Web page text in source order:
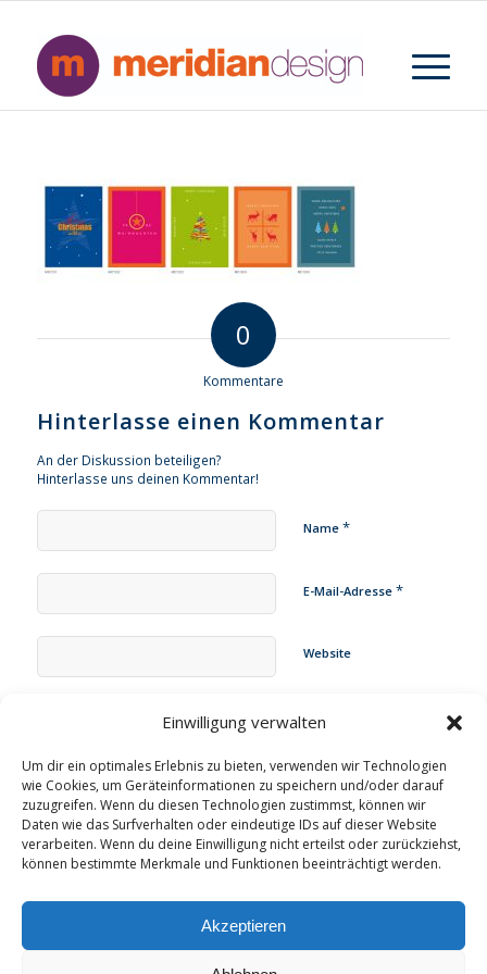
Einwilligung verwalten
Um dir ein optimales Erlebnis zu bieten, verwenden wir Technologien
wie Cookies, um Geräteinformationen zu speichern und/oder darauf
zuzugreifen. Wenn du diesen Technologien zustimmst, können wir
Daten wie das Surfverhalten oder eindeutige IDs auf dieser Website
verarbeiten. Wenn du deine Einwilligung nicht erteilst oder zurückziehst,
können bestimmte Merkmale und Funktionen beeinträchtigt werden.
Akzeptieren
0
Kommentare
Hinterlasse einen Kommentar
An der Diskussion beteiligen?
Hinterlasse uns deinen Kommentar!
Name *
E-Mail-Adresse *
Website
Name, E-Mail-Adresse und Website in diesem Browser für
meinen nächsten Kommentar speichern.